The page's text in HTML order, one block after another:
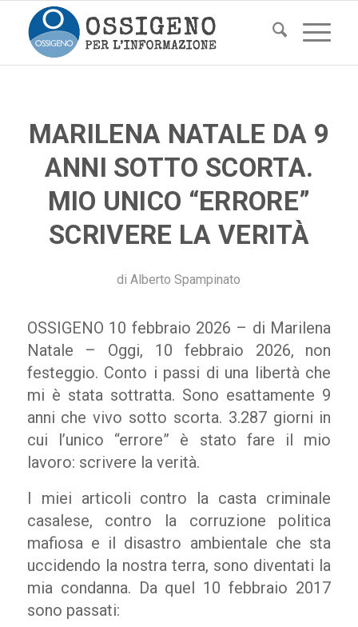
MARILENA NATALE DA 9
ANNI SOTTO SCORTA.
MIO UNICO “ERRORE”
SCRIVERE LA VERITÀ
diAlberto Spampinato
OSSIGENO 10 febbraio 2026 – di Marilena
Natale – Oggi, 10 febbraio 2026, non
festeggio. Conto i passi di una libertà che
mi è stata sottratta. Sono esattamente 9
anni che vivo sotto scorta. 3.287 giorni in
cui l’unico “errore” è stato fare il mio
lavoro: scrivere la verità.
I miei articoli contro la casta criminale
casalese, contro la corruzione politica
mafiosa e il disastro ambientale che sta
uccidendo la nostra terra, sono diventati la
mia condanna. Da quel 10 febbraio 2017
sono passati: